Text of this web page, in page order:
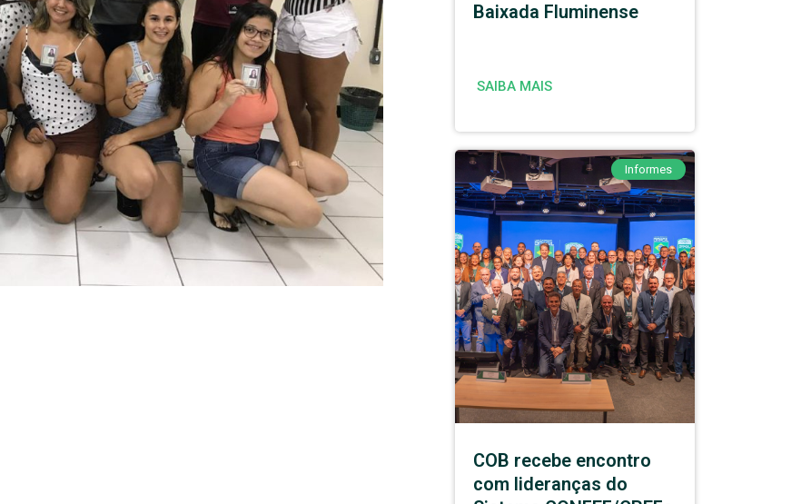
Baixada Fluminense
SAIBA MAIS
Informes
COB recebe encontro
com lideranças do